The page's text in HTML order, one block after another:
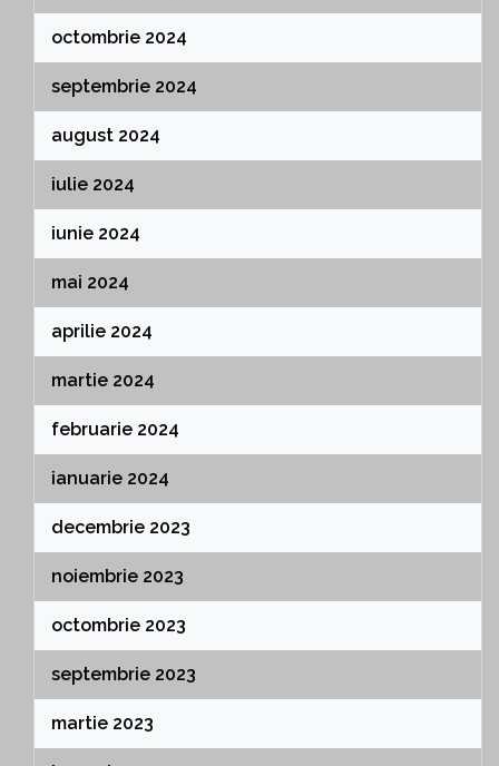
octombrie 2024
septembrie 2024
august 2024
iulie 2024
iunie 2024
mai 2024
aprilie 2024
martie 2024
februarie 2024
ianuarie 2024
decembrie 2023
noiembrie 2023
octombrie 2023
septembrie 2023
martie 2023